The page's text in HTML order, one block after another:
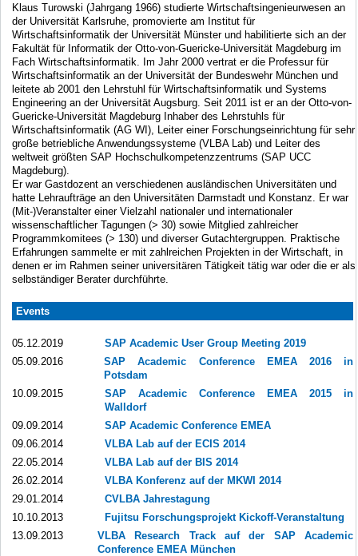
Klaus Turowski (Jahrgang 1966) studierte Wirtschaftsingenieurwesen an
der Universität Karlsruhe, promovierte am Institut für
Wirtschaftsinformatik der Universität Münster und habilitierte sich an der
Fakultät für Informatik der Otto-von-Guericke-Universität Magdeburg im
Fach Wirtschaftsinformatik. Im Jahr 2000 vertrat er die Professur für
Wirtschaftsinformatik an der Universität der Bundeswehr München und
leitete ab 2001 den Lehrstuhl für Wirtschaftsinformatik und Systems
Engineering an der Universität Augsburg. Seit 2011 ist er an der Otto-von-
Guericke-Universität Magdeburg Inhaber des Lehrstuhls für
Wirtschaftsinformatik (AG WI), Leiter einer Forschungseinrichtung für sehr
große betriebliche Anwendungssysteme (VLBA Lab) und Leiter des
weltweit größten SAP Hochschulkompetenzzentrums (SAP UCC
Magdeburg).
Er war Gastdozent an verschiedenen ausländischen Universitäten und
hatte Lehraufträge an den Universitäten Darmstadt und Konstanz. Er war
(Mit-)Veranstalter einer Vielzahl nationaler und internationaler
wissenschaftlicher Tagungen (> 30) sowie Mitglied zahlreicher
Programmkomitees (> 130) und diverser Gutachtergruppen. Praktische
Erfahrungen sammelte er mit zahlreichen Projekten in der Wirtschaft, in
denen er im Rahmen seiner universitären Tätigkeit tätig war oder die er als
selbständiger Berater durchführte.
Events
05.12.2019
SAP Academic User Group Meeting 2019
05.09.2016
SAP Academic Conference EMEA 2016 in
Potsdam
10.09.2015
SAP Academic Conference EMEA 2015 in
Walldorf
09.09.2014
SAP Academic Conference EMEA
09.06.2014
VLBA Lab auf der ECIS 2014
22.05.2014
VLBA Lab auf der BIS 2014
26.02.2014
VLBA Konferenz auf der MKWI 2014
29.01.2014
CVLBA Jahrestagung
10.10.2013
Fujitsu Forschungsprojekt Kickoff-Veranstaltung
13.09.2013
VLBA Research Track auf der SAP Academic
Conference EMEA München